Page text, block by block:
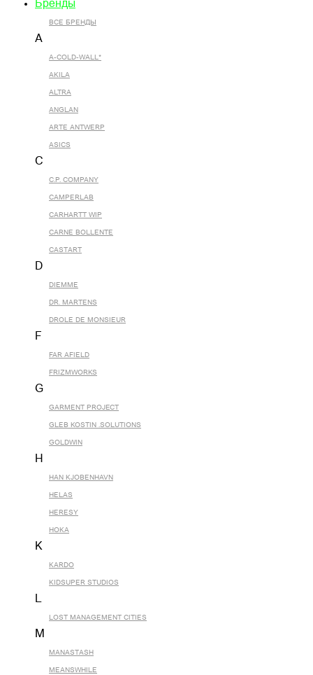
Бренды
ВСЕ БРЕНДЫ
A
A-COLD-WALL*
AKILA
ALTRA
ANGLAN
ARTE ANTWERP
ASICS
C
C.P. COMPANY
CAMPERLAB
CARHARTT WIP
CARNE BOLLENTE
CASTART
D
DIEMME
DR. MARTENS
DROLE DE MONSIEUR
F
FAR AFIELD
FRIZMWORKS
G
GARMENT PROJECT
GLEB KOSTIN .SOLUTIONS
GOLDWIN
H
HAN KJOBENHAVN
HELAS
HERESY
HOKA
K
KARDO
KIDSUPER STUDIOS
L
LOST MANAGEMENT CITIES
M
MANASTASH
MEANSWHILE